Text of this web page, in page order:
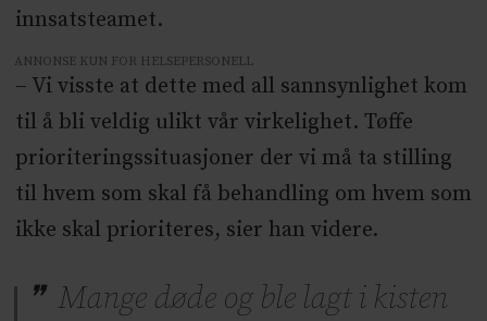
innsatsteamet.
ANNONSE KUN FOR HELSEPERSONELL
– Vi visste at dette med all sannsynlighet kom
til å bli veldig ulikt vår virkelighet. Tøffe
prioriteringssituasjoner der vi må ta stilling
til hvem som skal få behandling om hvem som
ikke skal prioriteres, sier han videre.
Mange døde og ble lagt i kisten